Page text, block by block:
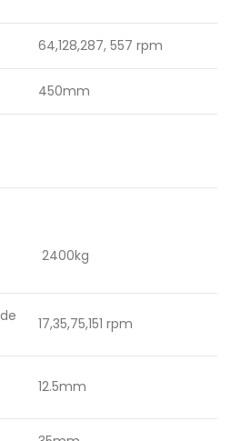
64,128,287, 557 rpm
450mm
2400kg
17,35,75,151 rpm
12.5mm